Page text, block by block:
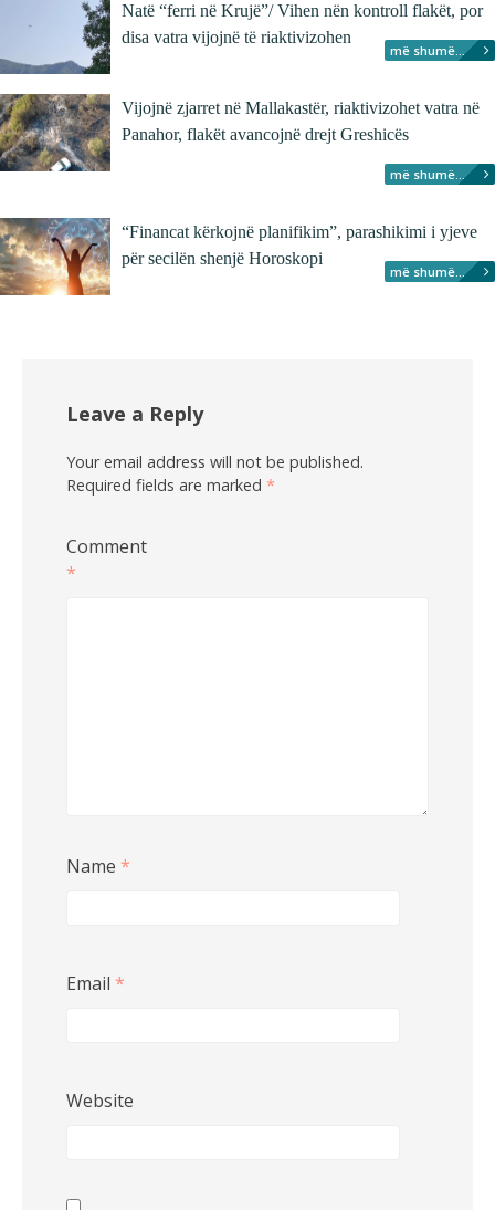
Natë “ferri në Krujë”/ Vihen nën kontroll flakët, por
disa vatra vijojnë të riaktivizohen
më shumë...
Vijojnë zjarret në Mallakastër, riaktivizohet vatra në
Panahor, flakët avancojnë drejt Greshicës
më shumë...
“Financat kërkojnë planifikim”, parashikimi i yjeve
për secilën shenjë Horoskopi
më shumë...
Leave a Reply
Your email address will not be published.
Required fields are marked *
Comment
*
Name *
Email *
Website